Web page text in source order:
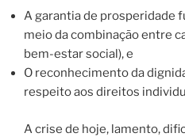
A garantia de prosperidade
meio da combinação entre
bem-estar social), e
O reconhecimento da
respeito aos direitos
A crise de hoje, lamento,